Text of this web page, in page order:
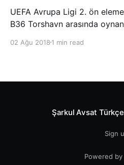
UEFA Avrupa Ligi 2. ön
B36 Torshavn arasında
Denetleme Şube
02 Ağu 2018 1 min read
Şarkul Avsat
Sign
Powered